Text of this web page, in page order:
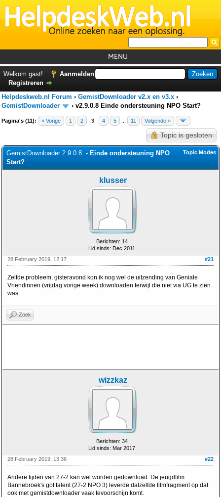
MENU
Foutcodes
Helpdesks
Forum
Welkom gast!
Aanmelden
Registreren
Helpdeskweb.nl Forum › GemistDownloader v2.x en v3.x ›
GemistDownloader
› v2.9.0.8 Einde ondersteuning NPO Start?
Pagina's (11): « Vorige 1 2 3 4 5 11 Volgende »
Topic is gesloten
Topic Modes
GemistDownloader 2.9.0.8 - Einde ondersteuning NPO
Start?
klusser
Berichten: 14
Lid sinds: Dec 2011
#21
28 February 2019, 12:17
Zelfde probleem, gisteravond kon ik nog wel de uitzending van Geniale
Vriendinnen (vrijdag vorige week) downloaden terwijl die niet via UG te zien
was.
Zoek
wizzkaz
Berichten: 34
Lid sinds: Mar 2017
#22
28 February 2019, 13:36
Andere tijden van 27-2 kan wel worden gedownload. De jeugdfilm
Bannebroek's got talent (27-2 NPO 3) leverde datzelfde filmfragment op dat
ook met gemistdownloader vaak tevoorschijn komt.